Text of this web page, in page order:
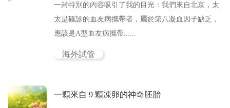
一封特別的內容吸引了我的目光：我們來自北京，太
太是確診的血友病攜帶者，屬於第八凝血因子缺乏，
應該是A型血友病攜帶......
海外試管
一顆來自 9 顆凍卵的神奇胚胎